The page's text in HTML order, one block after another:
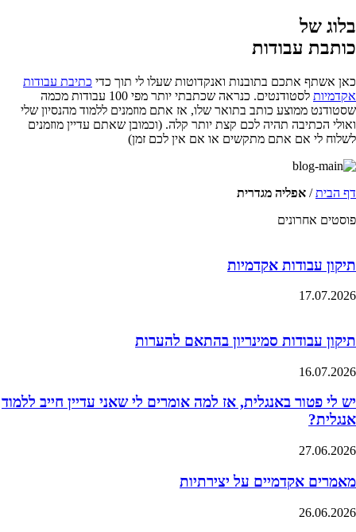
בלוג של
כותבת עבודות
כאן אשתף אתכם בתובנות ואנקדוטות שעלו לי תוך כדי כתיבת עבודות
אקדמיות
לסטודנטים. כנראה שכתבתי יותר מפי 100 עבודות מכמה
שסטודנט ממוצע כותב בתואר שלו, אז אתם מוזמנים ללמוד מהנסיון שלי
ואולי הכתיבה תהיה לכם קצת יותר קלה. (וכמובן שאתם עדיין מוזמנים
לשלוח לי אם אתם מתקשים או אם אין לכם זמן)
דף הבית/ אפליה מגדרית
פוסטים אחרונים
תיקון עבודות אקדמיות
17.07.2026
תיקון עבודות סמינריון בהתאם להערות
16.07.2026
יש לי פטור באנגלית, אז למה אומרים לי שאני עדיין חייב ללמוד
אנגלית?
27.06.2026
מאמרים אקדמיים על יצירתיות
26.06.2026